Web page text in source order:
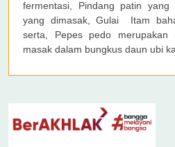
fermentasi, Pindang patin
yang dimasak, Gulai Itam
serta, Pepes pedo
masak dalam bungkus daun ubi